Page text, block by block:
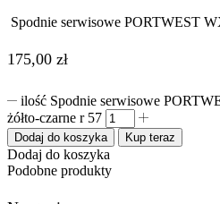
Spodnie serwisowe PORTWEST
175,00 zł
ilość Spodnie serwisowe
żółto-czarne r 57
Dodaj do koszyka Kup teraz
Dodaj do koszyka
Podobne produkty